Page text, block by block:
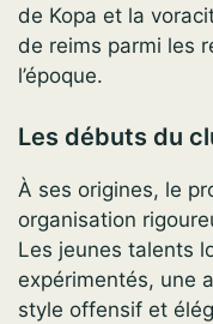
de Kopa et la
de reims parmi les
l’époque.
Les débuts du
À ses origines, le
organisation
Les jeunes talents
expérimentés, une
style offensif et